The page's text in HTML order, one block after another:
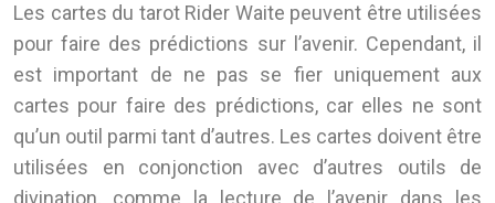
Les cartes du tarot Rider Waite peuvent être utilisées
pour faire des prédictions sur l’avenir. Cependant, il
est important de ne pas se fier uniquement aux
cartes pour faire des prédictions, car elles ne sont
qu’un outil parmi tant d’autres. Les cartes doivent être
utilisées en conjonction avec d’autres outils de
divination, comme la lecture de l’avenir dans les